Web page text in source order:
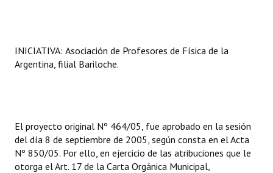
INICIATIVA: Asociación de Profesores de Física de la
Argentina, filial Bariloche.
El proyecto original Nº 464/05, fue aprobado en la sesión
del día 8 de septiembre de 2005, según consta en el Acta
Nº 850/05. Por ello, en ejercicio de las atribuciones que le
otorga el Art. 17 de la Carta Orgánica Municipal,